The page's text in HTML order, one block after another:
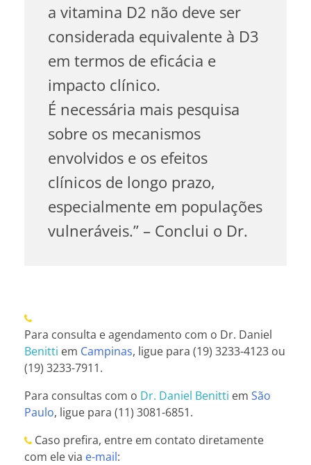
a vitamina D2 não deve ser
considerada equivalente à D3
em termos de eficácia e
impacto clínico.
É necessária mais pesquisa
sobre os mecanismos
envolvidos e os efeitos
clínicos de longo prazo,
especialmente em populações
vulneráveis.” – Conclui o Dr.
Para consulta e agendamento com o Dr. Daniel
Benitti em Campinas, ligue para (19) 3233-4123 ou
(19) 3233-7911.
Para consultas com o Dr. Daniel Benitti em São
Paulo, ligue para (11) 3081-6851.
Caso prefira, entre em contato diretamente
com ele via e-mail: